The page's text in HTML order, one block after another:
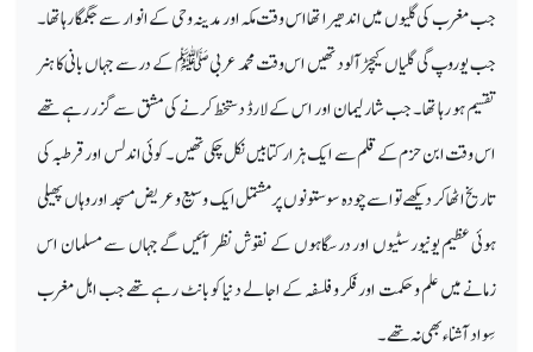
جب مغرب کی گلیوں میں اندھیرا تھا اس وقت مکہ اور مدینہ وحی کے انوار سے جگمگا رہا تھا۔
جب یوروپ گی گلیاں کیچڑ آلود تھیں اس وقت محمد عربی ﷺ کے در سے جہاں بانی کا ہنر
تقسیم ہو رہا تھا۔ جب شارلیمان اور اس کے لارڈ دستخط کرنے کی مشق سے گزر رہے تھے
اس وقت ابن حزم کے قلم سے ایک ہزار کتابیں نکل چکی تھیں۔ کوئی اندلس اور قرطبہ کی
تاریخ اٹھا کر دیکھے تو اسے چودہ سو ستونوں پر مشتمل ایک وسیع و عریض مسجد اور وہاں پھیلی
ہوئی عظیم یونیورسٹیوں اور درسگاہوں کے نقوش نظر آئیں گے جہاں سے مسلمان اس
زمانے میں علم و حکمت اور فکر و فلسفہ کے اجالے دنیا کو بانٹ رہے تھے جب اہل مغرب
سِواد آشناء بھی نہ تھے۔